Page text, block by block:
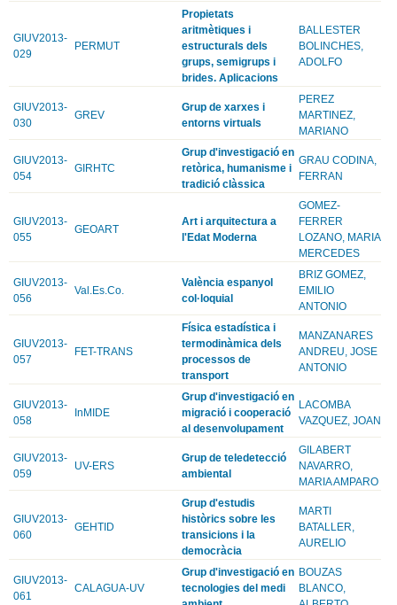
GIUV2013-
029
PERMUT
Propietats
aritmètiques i
estructurals dels
grups, semigrups i
brides. Aplicacions
BALLESTER
BOLINCHES,
ADOLFO
GIUV2013-
030
GREV
Grup de xarxes i
entorns virtuals
PEREZ
MARTINEZ,
MARIANO
GIUV2013-
054
GIRHTC
Grup d'investigació en
retòrica, humanisme i
tradició clàssica
GRAU CODINA,
FERRAN
GIUV2013-
055
GEOART
Art i arquitectura a
l'Edat Moderna
GOMEZ-
FERRER
LOZANO, MARIA
MERCEDES
GIUV2013-
056
Val.Es.Co.
València espanyol
col·loquial
BRIZ GOMEZ,
EMILIO
ANTONIO
GIUV2013-
057
FET-TRANS
Física estadística i
termodinàmica dels
processos de
transport
MANZANARES
ANDREU, JOSE
ANTONIO
GIUV2013-
058
InMIDE
Grup d'investigació en
migració i cooperació
al desenvolupament
LACOMBA
VAZQUEZ, JOAN
GIUV2013-
059
UV-ERS
Grup de teledetecció
ambiental
GILABERT
NAVARRO,
MARIA AMPARO
GIUV2013-
060
GEHTID
Grup d'estudis
històrics sobre les
transicions i la
democràcia
MARTI
BATALLER,
AURELIO
GIUV2013-
061
CALAGUA-UV
Grup d'investigació en
tecnologies del medi
BOUZAS
BLANCO,